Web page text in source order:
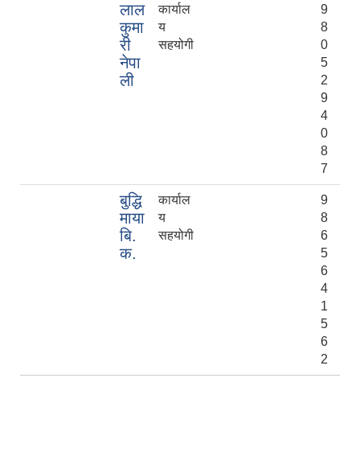
लाल
कुमा
री
नेपा
ली
कार्याल
य
सहयोगी
9
8
0
5
2
9
4
0
8
7
बुद्धि
माया
बि.
क.
कार्याल
य
सहयोगी
9
8
6
5
6
4
1
5
6
2